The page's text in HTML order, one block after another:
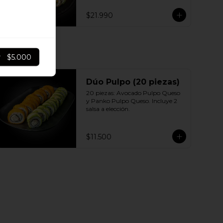
cebollín 10 | Ciboulette - Pollo,
queso crema, cebollín 10 | Panko -
$21.990
Dúo Pulpo (20 piezas)
20 piezas: Avocado Pulpo Queso
y Panko Pulpo Queso. Incluye 2
salsa a elección.
$11.500
$5.000